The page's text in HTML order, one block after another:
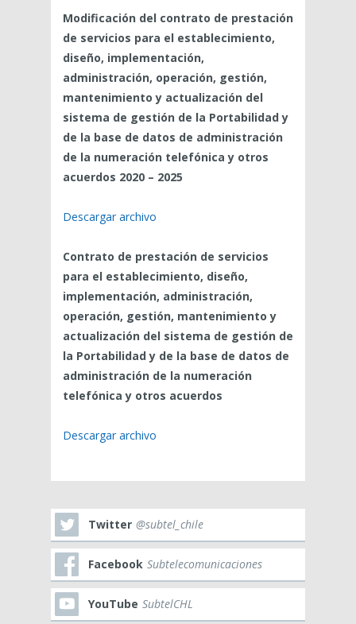
Modificación del contrato de prestación
de servicios para el establecimiento,
diseño, implementación,
administración, operación, gestión,
mantenimiento y actualización del
sistema de gestión de la Portabilidad y
de la base de datos de administración
de la numeración telefónica y otros
acuerdos 2020 – 2025
Descargar archivo
Contrato de prestación de servicios
para el establecimiento, diseño,
implementación, administración,
operación, gestión, mantenimiento y
actualización del sistema de gestión de
la Portabilidad y de la base de datos de
administración de la numeración
telefónica y otros acuerdos
Descargar archivo
Twitter @subtel_chile
Facebook Subtelecomunicaciones
YouTube SubtelCHL